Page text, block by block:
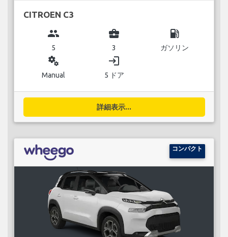
CITROEN C3
group
5
business_center
3
local_gas_station
ガソリン
miscellaneous_services
Manual
login
5 ドア
詳細表示...
コンパクト